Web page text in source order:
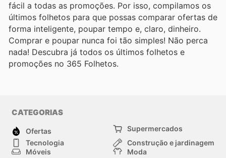
fácil a todas as promoções. Por isso, compilamos os
últimos folhetos para que possas comparar ofertas de
forma inteligente, poupar tempo e, claro, dinheiro.
Comprar e poupar nunca foi tão simples! Não perca
nada! Descubra já todos os últimos folhetos e
promoções no 365 Folhetos.
CATEGORIAS
Ofertas
Supermercados
Tecnologia
Construção e jardinagem
Móveis
Moda